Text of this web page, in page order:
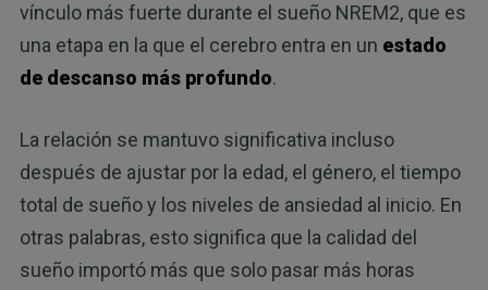
vínculo más fuerte durante el sueño NREM2, que es
una etapa en la que el cerebro entra en un estado
de descanso más profundo.
La relación se mantuvo significativa incluso
después de ajustar por la edad, el género, el tiempo
total de sueño y los niveles de ansiedad al inicio. En
otras palabras, esto significa que la calidad del
sueño importó más que solo pasar más horas